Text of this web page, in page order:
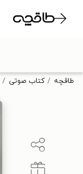
طاقچه کتاب صوتی